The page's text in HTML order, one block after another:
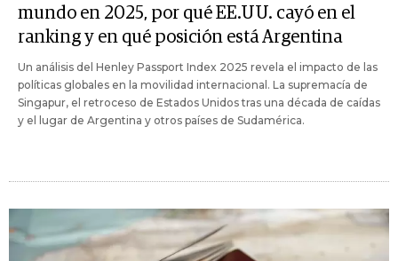
mundo en 2025, por qué EE.UU. cayó en el
ranking y en qué posición está Argentina
Un análisis del Henley Passport Index 2025 revela el impacto de las
políticas globales en la movilidad internacional. La supremacía de
Singapur, el retroceso de Estados Unidos tras una década de caídas
y el lugar de Argentina y otros países de Sudamérica.